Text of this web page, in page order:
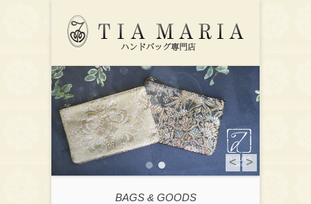
ハンドバッグ専門店 TIA
MARIA ティアマリア
るティアマリアです
第1メニュー
コンテンツへ移動
< >
1 2
BAGS & GOODS